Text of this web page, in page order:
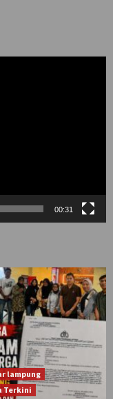
00:31
lampung
Terkini